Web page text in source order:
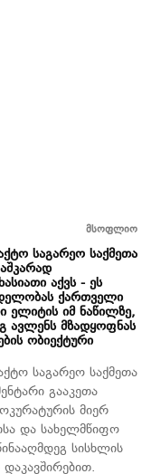
მსოფლიო
საგარეო საქმეთა
აქვს - ეს
ქართველი
ელიტის იმ ნაწილზე,
ავლენს მზადყოფნას
ობიექტური
საგარეო საქმეთა
გააკეთა
მიერ
და სახელმწიფო
სისხლის